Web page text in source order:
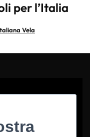
per l’Italia
Vela